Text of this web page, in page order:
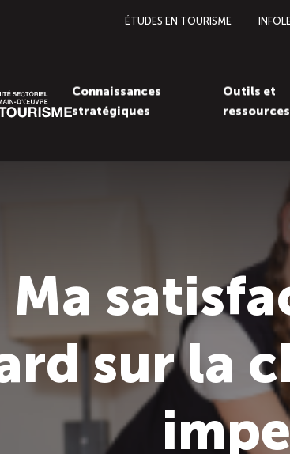
ÉTUDES EN TOURISME
Connaissances
stratégiques
Outils et
ressources
Ma
sur la